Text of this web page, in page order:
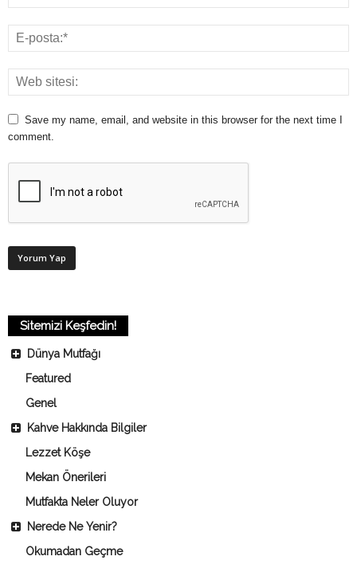
Save my name, email, and website in this browser for the next time I
comment.
Sitemizi Keşfedin!
Dünya Mutfağı
Featured
Genel
Kahve Hakkında Bilgiler
Lezzet Köşe
Mekan Önerileri
Mutfakta Neler Oluyor
Nerede Ne Yenir?
Okumadan Geçme